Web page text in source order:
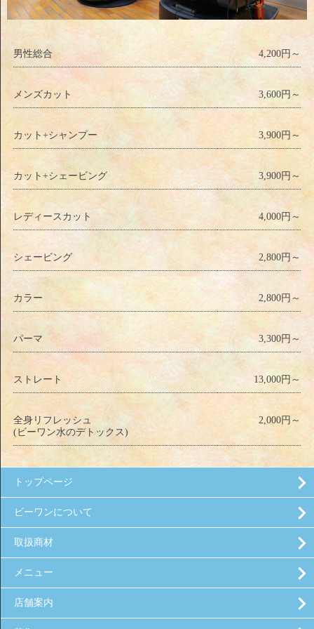
男性総合 4,200円～
メンズカット 3,600円～
カット+シャンプー 3,900円～
カット+シェービング 3,900円～
レディースカット 4,000円～
シェービング 2,800円～
カラー 2,800円～
パーマ 3,300円～
ストレート 13,000円～
全身リフレッシュ
(ビーワン水のデトックス)
2,000円～
トップページ
ビーワンについて
取扱商材
メニュー
店舗案内